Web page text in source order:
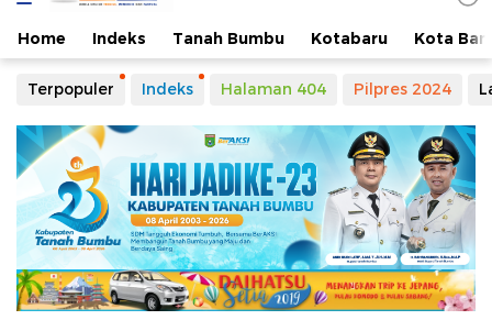
Metro Kalsel
Media Online Terkini, Faktual dan Mendidik
Home Indeks Tanah Bumbu Kotabaru Kota
Terpopuler Indeks Halaman 404 Pilpres 2024